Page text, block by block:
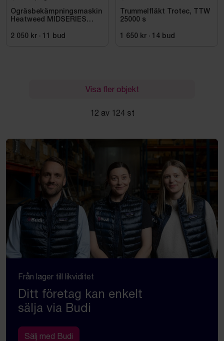
Ogräsbekämpningsmaskin
Heatweed MIDSERIES
2 050 kr · bud
Trummelfläkt Trotec, TTW
25000 s
1 650 kr · 14 bud
Visa fler objekt
12 av 124 st
Från lager till likviditet
Ditt företag kan enkelt
sälja via Budi
Sälj med Budi